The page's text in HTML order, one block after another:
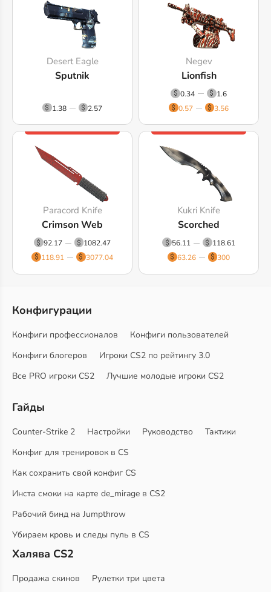
Desert Eagle
Sputnik
1.38 2.57
Negev
Lionfish
0.34
1.6
0.57
3.56
Paracord Knife
Crimson Web
92.17
1082.47
118.91
3077.04
Kukri Knife
Scorched
56.11
118.61
63.26
300
Конфигурации
Конфиги профессионалов
Конфиги пользователей
Конфиги блогеров
Игроки CS2 по рейтингу 3.0
Все PRO игроки CS2
Лучшие молодые игроки CS2
Гайды
Counter-Strike 2 Настройки Руководство
Тактики
Конфиг для тренировок в CS
Как сохранить свой конфиг CS
Инста смоки на карте de_mirage в CS2
Рабочий бинд на Jumpthrow
Убираем кровь и следы пуль в CS
Халява CS2
Продажа скинов
Рулетки три цвета